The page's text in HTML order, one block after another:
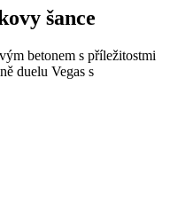
šance
betonem s příležitostmi
duelu Vegas s